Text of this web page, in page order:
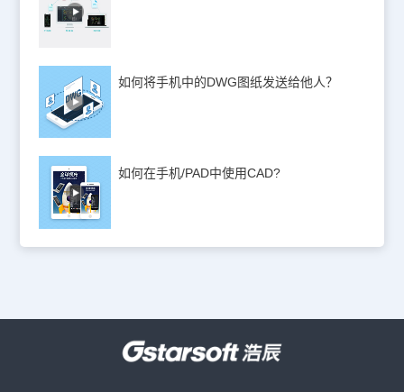
如何将手机中的DWG图纸发送给他人？
如何在手机/PAD中使用CAD?